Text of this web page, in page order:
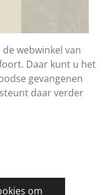
om
webwinkel van
Daar kunt u het
gevangenen
daar verder
en